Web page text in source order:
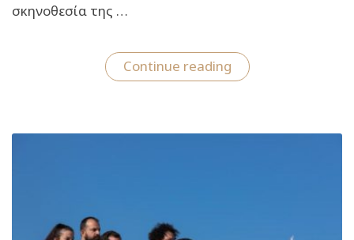
σκηνοθεσία της …
Continue reading“Ερωτόκριτος:
Συνεχίζονται
Γυάλινο